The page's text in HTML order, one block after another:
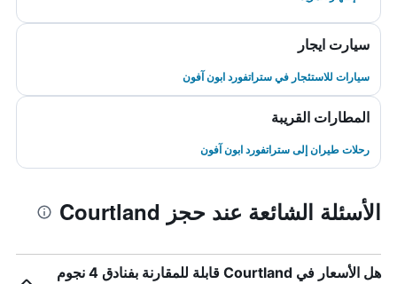
سيارت ايجار
سيارات للاستئجار في ستراتفورد ابون آفون
المطارات القريبة
رحلات طيران إلى ستراتفورد ابون آفون
الأسئلة الشائعة عند حجز Courtland
هل الأسعار في Courtland قابلة للمقارنة بفنادق 4 نجوم